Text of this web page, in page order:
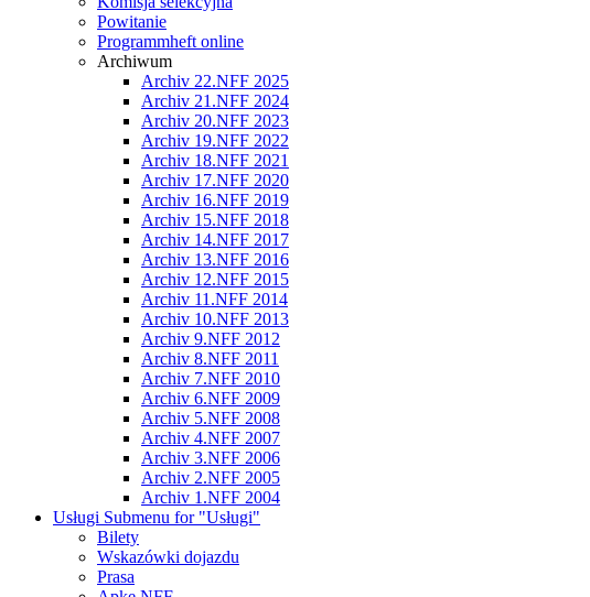
Powitanie
Programmheft online
Archiwum
Archiv 22.NFF 2025
Archiv 21.NFF 2024
Archiv 20.NFF 2023
Archiv 19.NFF 2022
Archiv 18.NFF 2021
Archiv 17.NFF 2020
Archiv 16.NFF 2019
Archiv 15.NFF 2018
Archiv 14.NFF 2017
Archiv 13.NFF 2016
Archiv 12.NFF 2015
Archiv 11.NFF 2014
Archiv 10.NFF 2013
Archiv 9.NFF 2012
Archiv 8.NFF 2011
Archiv 7.NFF 2010
Archiv 6.NFF 2009
Archiv 5.NFF 2008
Archiv 4.NFF 2007
Archiv 3.NFF 2006
Archiv 2.NFF 2005
Archiv 1.NFF 2004
Usługi Submenu for "Usługi"
Bilety
Wskazówki dojazdu
Prasa